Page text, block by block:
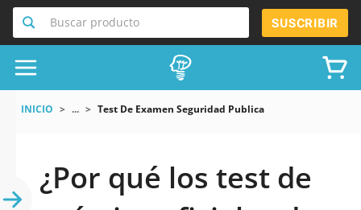
Buscar producto SUSCRIBIR
INICIO ... Test De Examen Seguridad Publica
¿Por qué los test de